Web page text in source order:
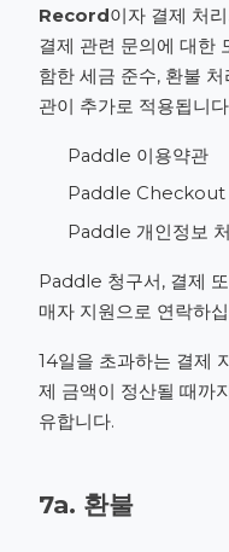
Record이자 결제 처
결제 관련 문의에 대한
함한 세금 준수, 환불
관이 추가로 적용됩니
Paddle 이용약관
Paddle Checkout
Paddle 개인정보
Paddle 청구서, 결제
매자 지원 으로 연락하
14일을 초과하는 결제
제 금액이 정산될 때까
유합니다.
7a. 환불